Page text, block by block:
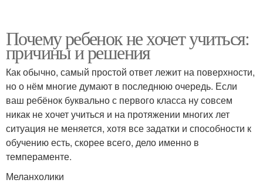
Почему ребенок не хочет учиться:
причины и решения
Как обычно, самый простой ответ лежит на поверхности,
но о нём многие думают в последнюю очередь. Если
ваш ребёнок буквально с первого класса ну совсем
никак не хочет учиться и на протяжении многих лет
ситуация не меняется, хотя все задатки и способности к
обучению есть, скорее всего, дело именно в
темпераменте.
Меланхолики